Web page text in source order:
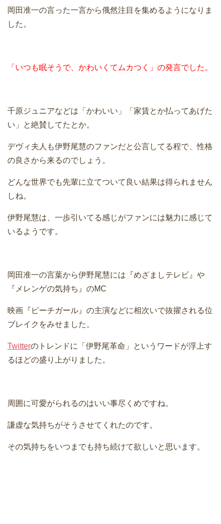
岡田准一の言った一言から俄然注目を集めるようになりま
した。
「いつも眠そうで、かわいくてムカつく」の発言でした。
千原ジュニアなどは「かわいい」「家賃とか払ってあげた
い」と絶賛してたとか。
デヴィ夫人も伊野尾慧のファンだと公言してる程で、性格
の良さから来るのでしょう。
どんな世界でも先輩に立てついて良い結果は得られません
しね。
伊野尾慧は、一歩引いてる感じがファンには魅力に感じて
いるようです。
岡田准一の言葉から伊野尾慧には『めざましテレビ』や
『メレンゲの気持ち』のMC
映画『ピーチガール』の主演などに相次いで抜擢される位
ブレイクをみせました。
Twitterのトレンドに「伊野尾革命」というワードが浮上す
るほどの盛り上がりました。
周囲に可愛がられるのはいい事尽くめですね。
謙虚な気持ちがそうさせてくれたのです。
その気持ちをいつまでも持ち続けて欲しいと思います。